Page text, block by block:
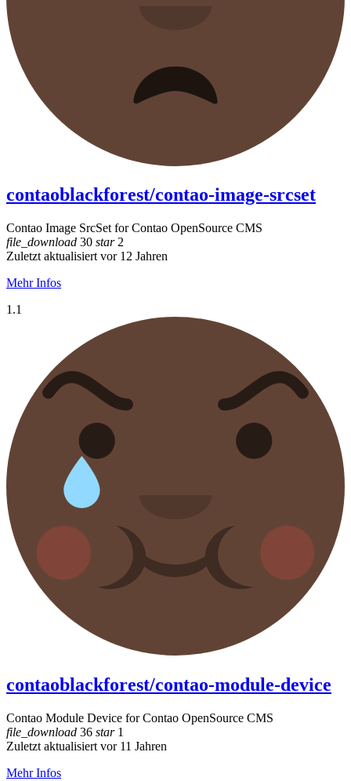
contaoblackforest/contao-image-srcset
Contao Image SrcSet for Contao OpenSource CMS
file_download 30 star2
Zuletzt aktualisiert vor 12 Jahren
Mehr Infos
1.1
contaoblackforest/contao-module-device
Contao Module Device for Contao OpenSource CMS
file_download 36 star1
Zuletzt aktualisiert vor 11 Jahren
Mehr Infos